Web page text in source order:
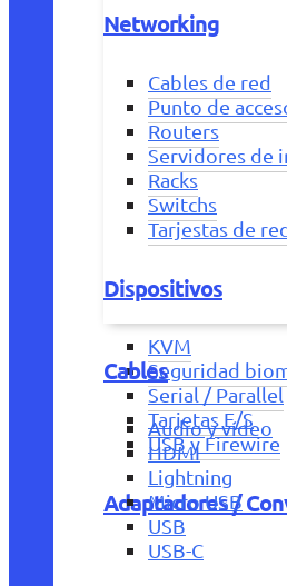
Networking
Cables de red
Punto de
Routers
Servidores de
Racks
Switchs
Tarjestas de
Dispositivos
KVM
Seguridad
Serial / Parallel
Tarjetas E/S
USB y Firewire
Adaptadores /
Cables
Audio y vídeo
HDMI
Lightning
Micro USB
USB
USB-C